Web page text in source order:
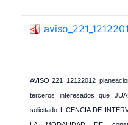
AVISO
terceros interesados que
solicitado LICENCIA DE